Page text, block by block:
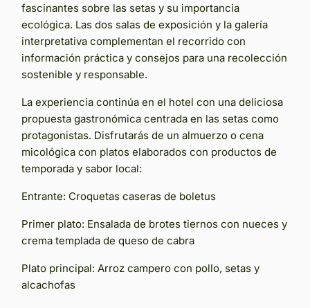
fascinantes sobre las setas y su importancia
ecológica. Las dos salas de exposición y la galería
interpretativa complementan el recorrido con
información práctica y consejos para una recolección
sostenible y responsable.
La experiencia continúa en el hotel con una deliciosa
propuesta gastronómica centrada en las setas como
protagonistas. Disfrutarás de un almuerzo o cena
micológica con platos elaborados con productos de
temporada y sabor local:
Entrante: Croquetas caseras de boletus
Primer plato: Ensalada de brotes tiernos con nueces y
crema templada de queso de cabra
Plato principal: Arroz campero con pollo, setas y
alcachofas